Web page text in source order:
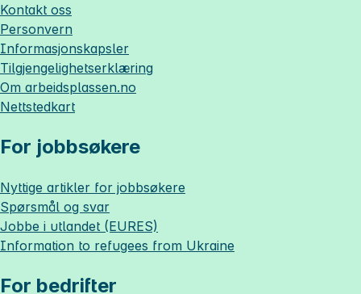
Kontakt oss
Personvern
Informasjonskapsler
Tilgjengelighetserklæring
Om arbeidsplassen.no
Nettstedkart
For jobbsøkere
Nyttige artikler for jobbsøkere
Spørsmål og svar
Jobbe i utlandet (EURES)
Information to refugees from Ukraine
For bedrifter